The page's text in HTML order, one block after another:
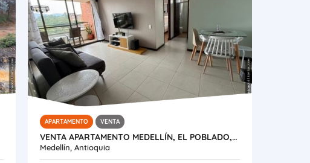
APARTAMENTO VENTA
VENTA APARTAMENTO MEDELLÍN, EL POBLADO, LAS PALMAS PARTE BAJA
Medellín, Antioquia